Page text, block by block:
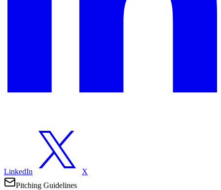
LinkedIn
X
Pitching Guidelines